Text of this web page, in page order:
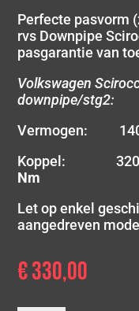
Perfecte pasvorm
rvs Downpipe
pasgarantie van
Volkswagen
downpipe/stg2:
Vermogen:
Koppel: 320
Nm
Let op enkel
aangedreven
€330,00